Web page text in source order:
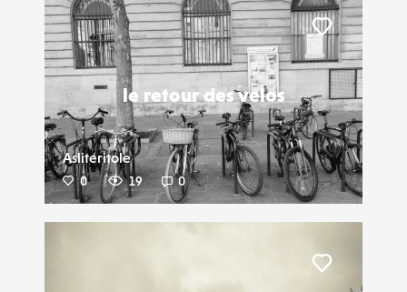
le retour des velos
Asliteritole
0 19 0
Liker